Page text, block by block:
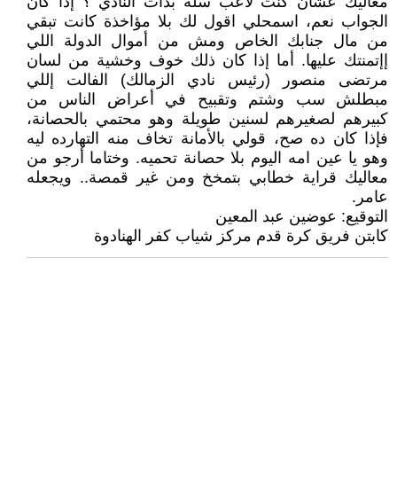
الجواب نعم، اسمحلي اقول لك بلا مؤاخذة كانت تبقي
من مال جنابك الخاص ومش من أموال الدولة اللي
إإتمنتك عليها. أما إذا كان ذلك خوف وخشية من لسان
مرتضى منصور (رئيس نادي الزمالك) الفالت إللي
مبطلش سب وشتم وتقبيح في أعراض الناس من
كبيرهم لصغيرهم لسنين طويلة وهو محتمي بالحصانة،
فإذا كان ده صح، قولي بالأمانة تخاف منه التهارده ليه
وهو يا عين امه اليوم بلا حصانة تحميه. وختاما أرجو من
معاليك قراية خطابي بتمخخ ومن غير قمصة.. ويجعله
عامر.
التوقيع: عوضين عبد المعين
كابتن فريق كرة قدم مركز شياب كفر الهنادوة